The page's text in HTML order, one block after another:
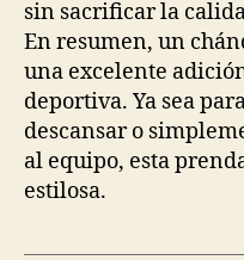
sin sacrificar la
En resumen, un
una excelente
deportiva. Ya sea
descansar o
al equipo, esta
estilosa.